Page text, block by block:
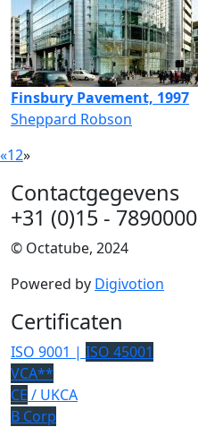
Finsbury Pavement, 1997
Sheppard Robson
«12»
Contactgegevens
+31 (0)15 - 7890000
© Octatube, 2024
Powered by Digivotion
Certificaten
ISO 9001 | ISO 45001
VCA**
CE / UKCA
B Corp